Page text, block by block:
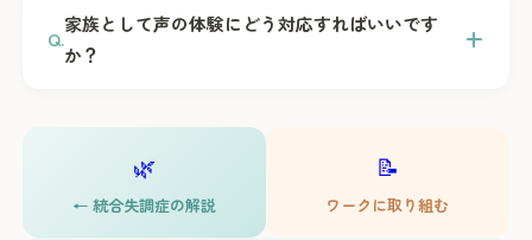
います。
けます。ただし、CBTpの技法（信念の検証、行動実験な
ど）は
でより安全かつ効果
家族として声の体験にどう対応すればいいです
か？
り、安易に肯定（「本当に誰かが言っているのかもね」）
したりせず、「つらいんだね」「大変だったね」と気持ち
に寄り添うことが大切です。本人が安心して話せる関係
🌿
← 統合失調症の解説
📝
ワークに取り組む